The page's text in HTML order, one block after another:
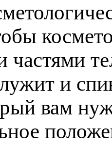
частями
и
вам